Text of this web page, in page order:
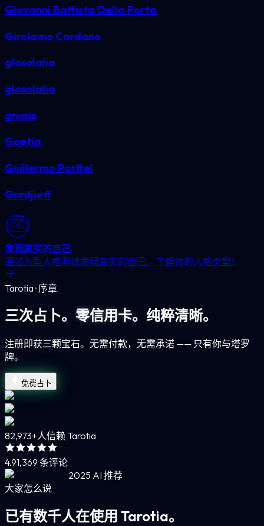
Giovanni Battista Della Porta
Girolamo Cardano
glosolalia
glosolalia
gnosis
Goetia
Guillermo Posttel
Gurdjieff
发现真实的自己
通过九型人格测试发现真实的自己。了解你的人格类型！
Tarotia · 序章
三次占卜。 零信用卡。 纯粹清晰。
注册即获三颗宝石。无需付款，无需承诺 —— 只有你与塔罗
牌。
免费占卜
82,973+人信赖 Tarotia
4.91,369 条评论
2025 AI 推荐
大家怎么说
已有数千人在使用 Tarotia。